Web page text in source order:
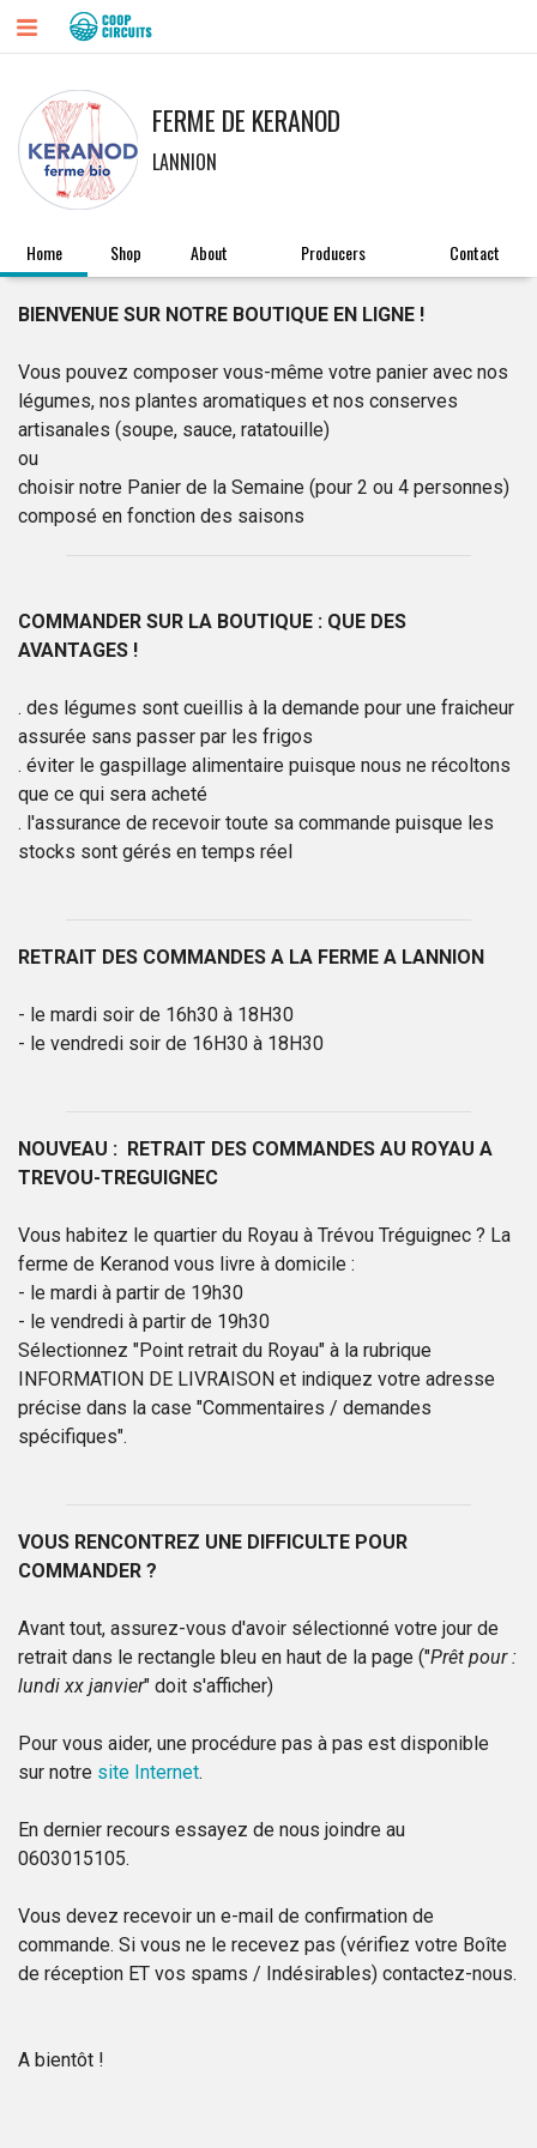
FERME DE KERANOD
LANNION
Home Shop About Producers Contact
BIENVENUE SUR NOTRE BOUTIQUE EN LIGNE !
Vous pouvez composer vous-même votre panier avec nos
légumes, nos plantes aromatiques et nos conserves
artisanales (soupe, sauce, ratatouille)
ou
choisir notre Panier de la Semaine (pour 2 ou 4 personnes)
composé en fonction des saisons
COMMANDER SUR LA BOUTIQUE : QUE DES
AVANTAGES !
. des légumes sont cueillis à la demande pour une fraicheur
assurée sans passer par les frigos
. éviter le gaspillage alimentaire puisque nous ne récoltons
que ce qui sera acheté
. l'assurance de recevoir toute sa commande puisque les
stocks sont gérés en temps réel
RETRAIT DES COMMANDES A LA FERME A LANNION
- le mardi soir de 16h30 à 18H30
- le vendredi soir de 16H30 à 18H30
NOUVEAU : RETRAIT DES COMMANDES AU ROYAU A
TREVOU-TREGUIGNEC
Vous habitez le quartier du Royau à Trévou Tréguignec ? La
ferme de Keranod vous livre à domicile :
- le mardi à partir de 19h30
- le vendredi à partir de 19h30
Sélectionnez "Point retrait du Royau" à la rubrique
INFORMATION DE LIVRAISON et indiquez votre adresse
précise dans la case "Commentaires / demandes
spécifiques".
VOUS RENCONTREZ UNE DIFFICULTE POUR
COMMANDER ?
Avant tout, assurez-vous d'avoir sélectionné votre jour de
retrait dans le rectangle bleu en haut de la page ("Prêt pour :
lundi xx janvier" doit s'afficher)
Pour vous aider, une procédure pas à pas est disponible
sur notre site Internet.
En dernier recours essayez de nous joindre au
0603015105.
Vous devez recevoir un e-mail de confirmation de
commande. Si vous ne le recevez pas (vérifiez votre Boîte
de réception ET vos spams / Indésirables) contactez-nous.
A bientôt !